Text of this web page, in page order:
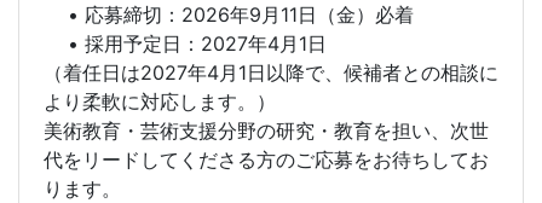
• 応募締切：2026年9月11日（金）必着
• 採用予定日：2027年4月1日
（着任日は2027年4月1日以降で、候補者との相談に
より柔軟に対応します。）
美術教育・芸術支援分野の研究・教育を担い、次世
代をリードしてくださる方のご応募をお待ちしてお
ります。